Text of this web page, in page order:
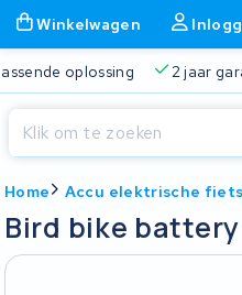
Winkelwagen
oplossing 2 jaar
Home Accu elektrische fiets
Bird bikeBegin te typen in de